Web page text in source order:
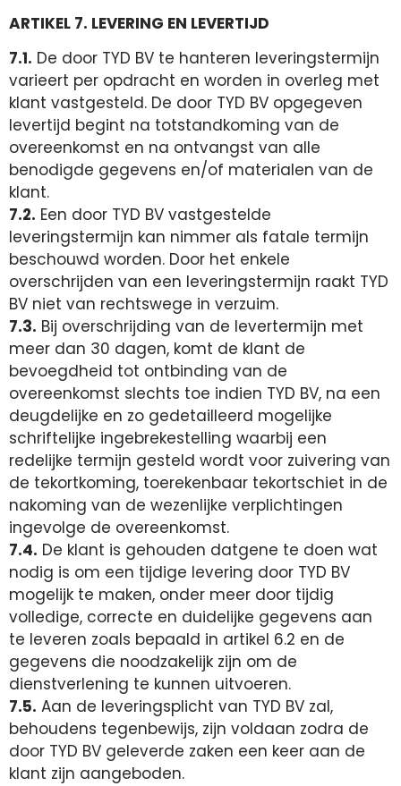
ARTIKEL 7. LEVERING EN LEVERTIJD
7.1. De door TYD BV te hanteren leveringstermijn
varieert per opdracht en worden in overleg met
klant vastgesteld. De door TYD BV opgegeven
levertijd begint na totstandkoming van de
overeenkomst en na ontvangst van alle
benodigde gegevens en/of materialen van de
klant.
7.2. Een door TYD BV vastgestelde
leveringstermijn kan nimmer als fatale termijn
beschouwd worden. Door het enkele
overschrijden van een leveringstermijn raakt TYD
BV niet van rechtswege in verzuim.
7.3. Bij overschrijding van de levertermijn met
meer dan 30 dagen, komt de klant de
bevoegdheid tot ontbinding van de
overeenkomst slechts toe indien TYD BV, na een
deugdelijke en zo gedetailleerd mogelijke
schriftelijke ingebrekestelling waarbij een
redelijke termijn gesteld wordt voor zuivering van
de tekortkoming, toerekenbaar tekortschiet in de
nakoming van de wezenlijke verplichtingen
ingevolge de overeenkomst.
7.4. De klant is gehouden datgene te doen wat
nodig is om een tijdige levering door TYD BV
mogelijk te maken, onder meer door tijdig
volledige, correcte en duidelijke gegevens aan
te leveren zoals bepaald in artikel 6.2 en de
gegevens die noodzakelijk zijn om de
dienstverlening te kunnen uitvoeren.
7.5. Aan de leveringsplicht van TYD BV zal,
behoudens tegenbewijs, zijn voldaan zodra de
door TYD BV geleverde zaken een keer aan de
klant zijn aangeboden.